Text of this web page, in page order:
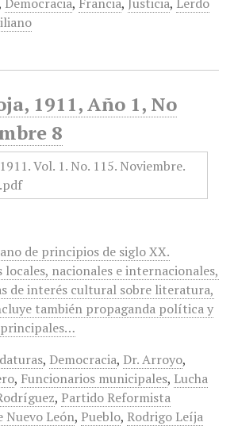
1911, Año 1, No
8
de principios de siglo XX.
nacionales e internacionales,
de interés cultural sobre literatura,
también propaganda política y
, Democracia, Dr. Arroyo,
, Funcionarios municipales, Lucha
, Partido Reformista
Nuevo León, Pueblo, Rodrigo Leíja